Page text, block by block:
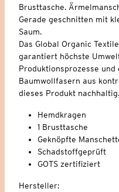
Brusttasche.
Gerade geschnitten mit
Saum.
Das Global Organic
garantiert höchste
Produktionsprozesse und
Baumwollfasern aus
dieses Produkt nachhaltig.
Hemdkragen
1 Brusttasche
Geknöpfte
Schadstoffgeprüft
GOTS zertifiziert
Hersteller: